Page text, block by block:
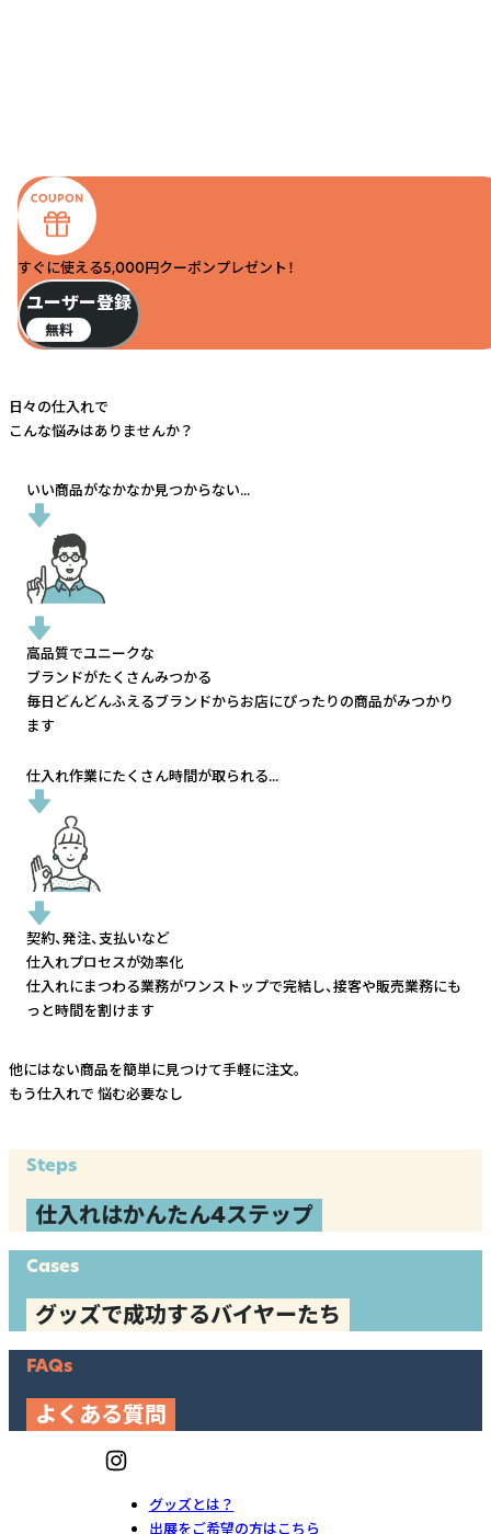
すぐに使える5,000円クーポンプレゼント！
ユーザー登録
無料
日々の仕入れで
こんな悩みはありませんか？
いい商品がなかなか見つからない...
高品質でユニークな
ブランドがたくさんみつかる
毎日どんどんふえるブランドからお店にぴったりの商品がみつかり
ます
仕入れ作業にたくさん時間が取られる...
契約、発注、支払いなど
仕入れプロセスが効率化
仕入れにまつわる業務がワンストップで完結し、接客や販売業務にも
っと時間を割けます
他にはない商品を簡単に見つけて手軽に注文。
もう仕入れで 悩む必要なし
Steps
仕入れはかんたん4ステップ
Cases
グッズで成功するバイヤーたち
FAQs
よくある質問
グッズとは？
出展をご希望の方はこちら